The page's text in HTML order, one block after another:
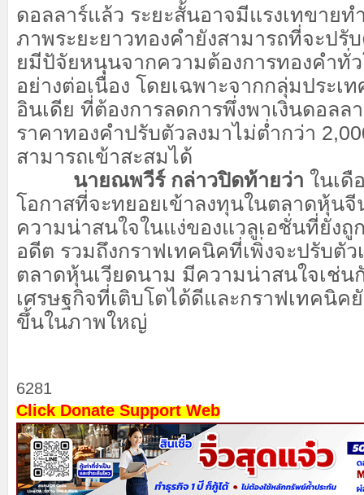
ดอลลาร์แล้ว ระยะสั้นอาจมีแรงเทขายท
ภาพระยะยาวทองคำยังสามารถที่จะปรั
ยมีปัจัยหนุนจากความต้องการทองคำทั่
อย่างต่อเนื่อง โดยเฉพาะจากกลุ่มประเ
อินเดีย ที่ต้องการลดการพึ่งพาเงินดอลล
ราคาทองคำปรับตัวลงมาไม่ต่ำกว่า
สามารถเข้าสะสมได้
นายณพวีร์ กล่าวปิดท้ายว่า ในเดื
โอกาสที่จะทยอยเข้าลงทุนในตลาดหุ้นจี
ความน่าสนใจในแง่ของแวลูเอชั่นที่ยังถู
อดีต รวมถึงกราฟเทคนิคที่เพิ่งจะปรับตั
ตลาดหุ้นเวียดนาม มีความน่าสนใจเช่น
เศรษฐกิจที่เติบโตได้ดีและกราฟเทคนิค
ขึ้นในภาพใหญ่
6281
Click Donate Support Web